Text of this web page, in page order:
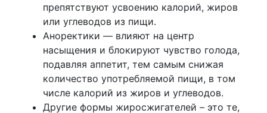
препятствуют усвоению калорий, жиров
или углеводов из пищи.
Аноректики — влияют на центр
насыщения и блокируют чувство голода,
подавляя аппетит, тем самым снижая
количество употребляемой пищи, в том
числе калорий из жиров и углеводов.
Другие формы жиросжигателей – это те,